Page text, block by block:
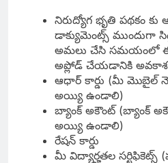
నిరుద్యోగ భృతి పథకం కు
డాక్యుమెంట్స్ ముందుగా
అమలు చేసి సమయంలో ఈ
అప్లోడ్ చేయడానికి
ఆధార్ కార్డు (మీ మొబైల్
అయ్యి ఉండాలి)
బ్యాంక్ అకౌంట్ (బ్యాంక్
అయ్యి ఉండాలి)
రేషన్ కార్డు
మీ విద్యార్హతల సర్టిఫికెట్స్